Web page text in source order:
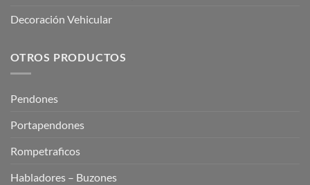
Decoración Vehicular
OTROS PRODUCTOS
Pendones
Portapendones
Rompetraficos
Habladores – Buzones